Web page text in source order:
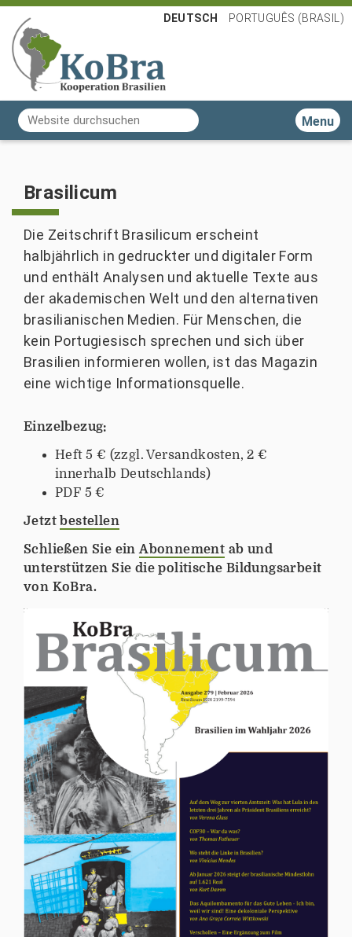
Website durchsuchen
Erweiterte Suche…
DEUTSCH PORTUGUÊS (BRASIL)
Toggle
Brasilicum
Die Zeitschrift Brasilicum erscheint
halbjährlich in gedruckter und digitaler Form
und enthält Analysen und aktuelle Texte aus
der akademischen Welt und den alternativen
brasilianischen Medien. Für Menschen, die
kein Portugiesisch sprechen und sich über
Brasilien informieren wollen, ist das Magazin
eine wichtige Informationsquelle.
Einzelbezug:
Heft 5 € (zzgl. Versandkosten, 2 €
innerhalb Deutschlands)
PDF 5 €
Jetzt bestellen
Schließen Sie einAbonnement ab und
unterstützen Sie die politische Bildungsarbeit
von KoBra.